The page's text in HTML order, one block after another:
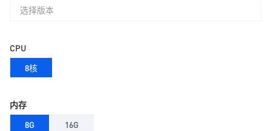
选择版本
CPU
8核
内存
8G
16G